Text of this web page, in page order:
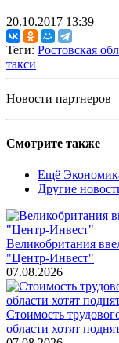
20.10.2017 13:39
Теги: Ростовская
такси
Новости партнеров
Смотрите также
Ещё
Другие
Великобритания
"Центр-Инвест"
07.08.2026
Стоимость
области хотят